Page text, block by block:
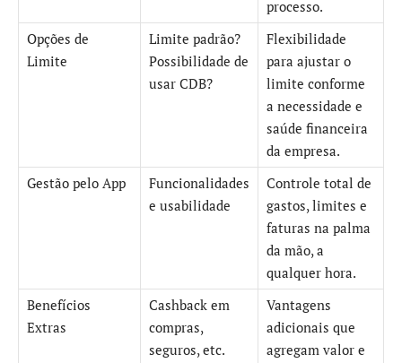
processo.
Opções de
Limite
Limite padrão?
Possibilidade de
usar CDB?
Flexibilidade
para ajustar o
limite conforme
a necessidade e
saúde financeira
da empresa.
Gestão pelo App
Funcionalidades
e usabilidade
Controle total de
gastos, limites e
faturas na palma
da mão, a
qualquer hora.
Benefícios
Extras
Cashback em
compras,
seguros, etc.
Vantagens
adicionais que
agregam valor e